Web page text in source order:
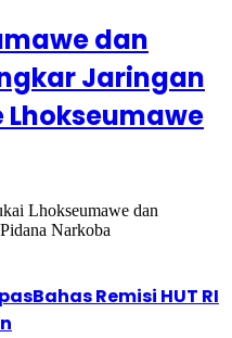
dan
Jaringan
Lhokseumawe
Lhokseumawe dan
Narkoba
Remisi HUT RI